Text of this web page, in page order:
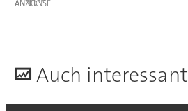
ANZEIGE
Auch interessant